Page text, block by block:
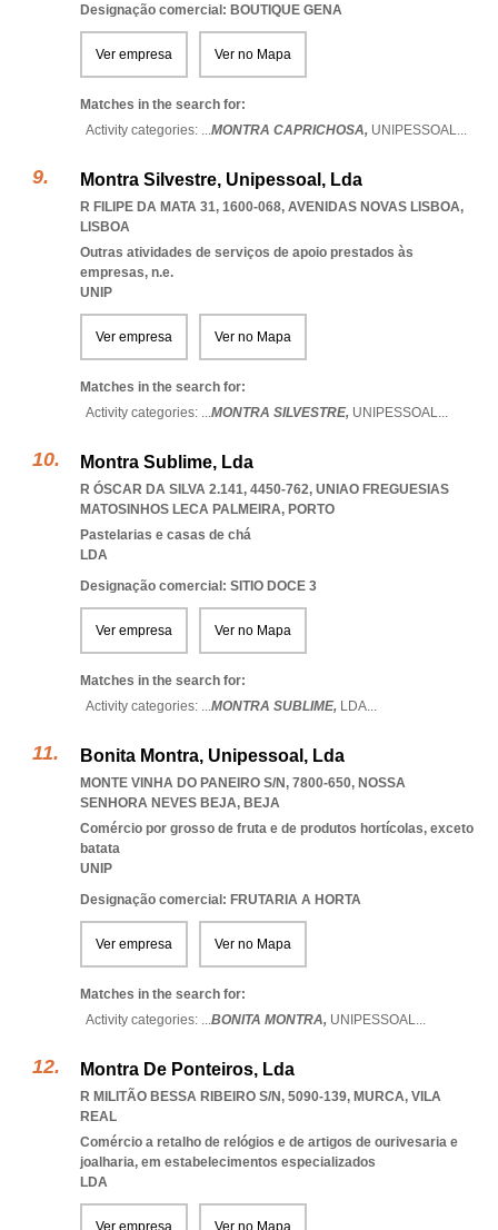
Designação comercial: BOUTIQUE GENA
Ver empresa Ver no Mapa
Matches in the search for:
Activity categories: ...MONTRA CAPRICHOSA, UNIPESSOAL...
Montra Silvestre, Unipessoal, Lda
R FILIPE DA MATA 31, 1600-068, AVENIDAS NOVAS LISBOA,
LISBOA
Outras atividades de serviços de apoio prestados às
empresas, n.e.
UNIP
Ver empresa Ver no Mapa
Matches in the search for:
Activity categories: ...MONTRA SILVESTRE, UNIPESSOAL...
Montra Sublime, Lda
R ÓSCAR DA SILVA 2.141, 4450-762, UNIAO FREGUESIAS
MATOSINHOS LECA PALMEIRA, PORTO
Pastelarias e casas de chá
LDA
Designação comercial: SITIO DOCE 3
Ver empresa Ver no Mapa
Matches in the search for:
Activity categories: ...MONTRA SUBLIME, LDA...
Bonita Montra, Unipessoal, Lda
MONTE VINHA DO PANEIRO S/N, 7800-650, NOSSA
SENHORA NEVES BEJA, BEJA
Comércio por grosso de fruta e de produtos hortícolas, exceto
batata
UNIP
Designação comercial: FRUTARIA A HORTA
Ver empresa Ver no Mapa
Matches in the search for:
Activity categories: ...BONITA MONTRA, UNIPESSOAL...
Montra De Ponteiros, Lda
R MILITÃO BESSA RIBEIRO S/N, 5090-139, MURCA, VILA
REAL
Comércio a retalho de relógios e de artigos de ourivesaria e
joalharia, em estabelecimentos especializados
LDA
Ver empresa Ver no Mapa